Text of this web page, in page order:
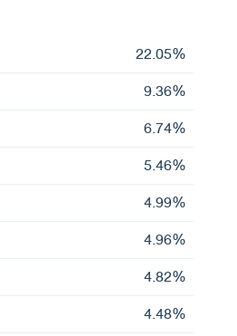
22.05%
9.36%
6.74%
5.46%
4.99%
4.96%
4.82%
4.48%